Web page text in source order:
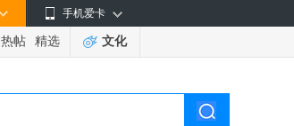
手机爱卡
热帖 精选 文化